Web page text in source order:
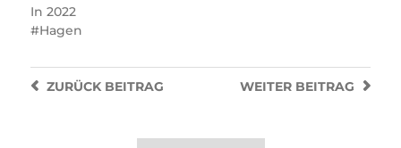
In 2022
Hagen
WEITER BEITRAG
ZURÜCKBEITRAG